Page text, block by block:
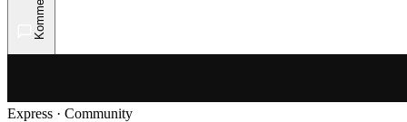
Express · Community